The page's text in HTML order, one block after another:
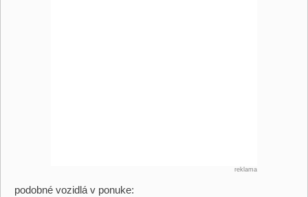
reklama
podobné vozidlá v ponuke: